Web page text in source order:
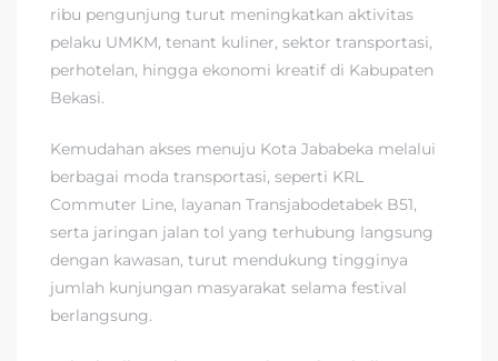
ribu pengunjung turut meningkatkan aktivitas
pelaku UMKM, tenant kuliner, sektor transportasi,
perhotelan, hingga ekonomi kreatif di Kabupaten
Bekasi.
Kemudahan akses menuju Kota Jababeka melalui
berbagai moda transportasi, seperti KRL
Commuter Line, layanan Transjabodetabek B51,
serta jaringan jalan tol yang terhubung langsung
dengan kawasan, turut mendukung tingginya
jumlah kunjungan masyarakat selama festival
berlangsung.